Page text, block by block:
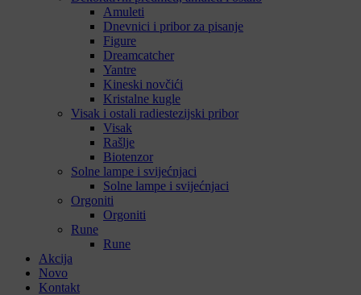
Amuleti
Dnevnici i pribor za pisanje
Figure
Dreamcatcher
Yantre
Kineski novčići
Kristalne kugle
Visak i ostali radiestezijski pribor
Visak
Rašlje
Biotenzor
Solne lampe i svijećnjaci
Solne lampe i svijećnjaci
Orgoniti
Orgoniti
Rune
Rune
Akcija
Novo
Kontakt